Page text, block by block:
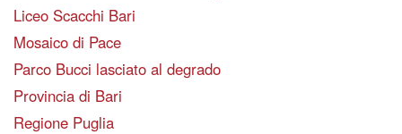
Liceo Scacchi Bari
Mosaico di Pace
Parco Bucci lasciato al degrado
Provincia di Bari
Regione Puglia